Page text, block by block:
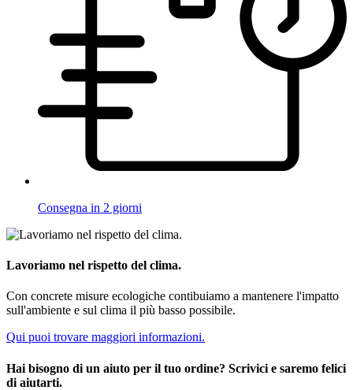
Consegna in 2 giorni
Lavoriamo nel rispetto del clima.
Con concrete misure ecologiche contibuiamo a mantenere l'impatto
sull'ambiente e sul clima il più basso possibile.
Qui puoi trovare maggiori informazioni.
Hai bisogno di un aiuto per il tuo ordine? Scrivici e saremo felici
di aiutarti.